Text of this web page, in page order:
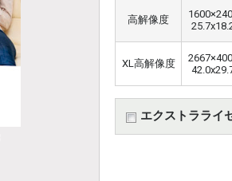
高解像度
XL高解像度
エクストラライ